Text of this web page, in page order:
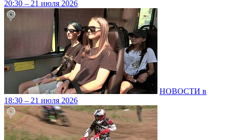
20:30 – 21 июля 2026
НОВОСТИ в
18:30 – 21 июля 2026